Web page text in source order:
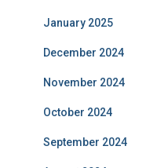
January 2025
December 2024
November 2024
October 2024
September 2024